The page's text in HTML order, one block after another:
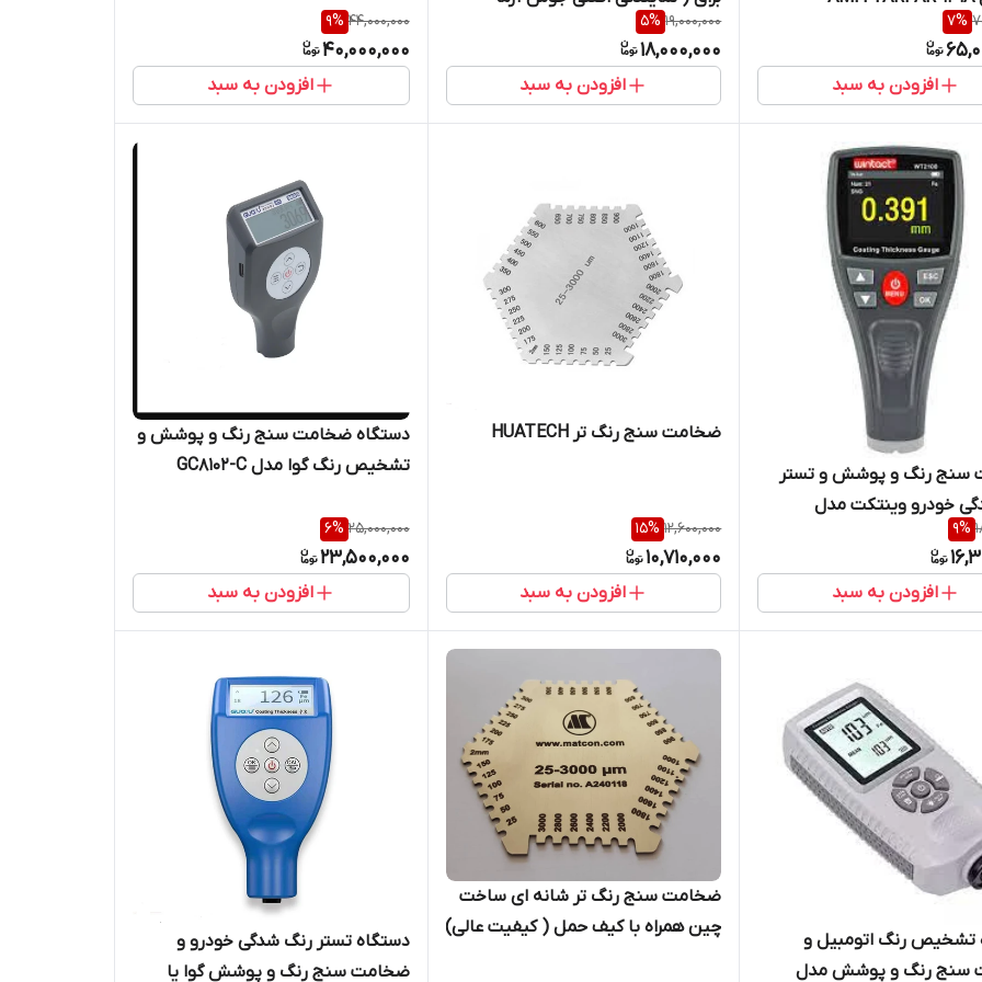
7%
افزودن به سبد
تجهیز) ورژن 2025
19,000,000
5%
18,000,000
افزودن به سبد
44,000,000
9%
40,000,000
افزودن به سبد
سنج رنگ و پوشش و تستر
خودرو وینتکت مدل
WT2110 ( نمایندیگ اصلی جوش آزما
9%
افزودن به سبد
ضخامت سنج رنگ تر HUATECH
12,600,000
15%
10,710,000
افزودن به سبد
دستگاه ضخامت سنج رنگ و پوشش و
تشخیص رنگ گوا مدل GC8102-C
25,000,000
6%
23,500,000
افزودن به سبد
تشخیص رنگ اتومبیل و
سنج رنگ و پوشش مدل
ضخامت سنج رنگ تر شانه ای ساخت
چین همراه با کیف حمل ( کیفیت عالی)
دستگاه تستر رنگ شدگی خودرو و
ضخامت سنج رنگ و پوشش گوا یا